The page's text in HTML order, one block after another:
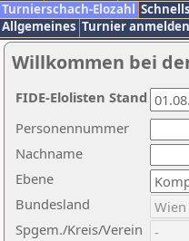
Turnierschach-Elozahl
Allgemeines Turnier
Willkommen bei
Nachname
Ebene
Personennummer
Bundesland
Spgem./Kreis/Verein
FIDE-Elolisten Stand